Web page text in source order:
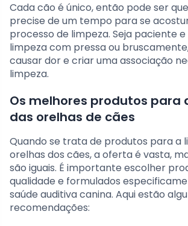
Cada cão é único, então pode ser
precise de um tempo para se
processo de limpeza. Seja paciente
limpeza com pressa ou
causar dor e criar uma associação
limpeza.
Os melhores produtos para
das orelhas de cães
Quando se trata de produtos para a
orelhas dos cães, a oferta é vasta,
são iguais. É importante escolher
qualidade e formulados
saúde auditiva canina. Aqui estão
recomendações: